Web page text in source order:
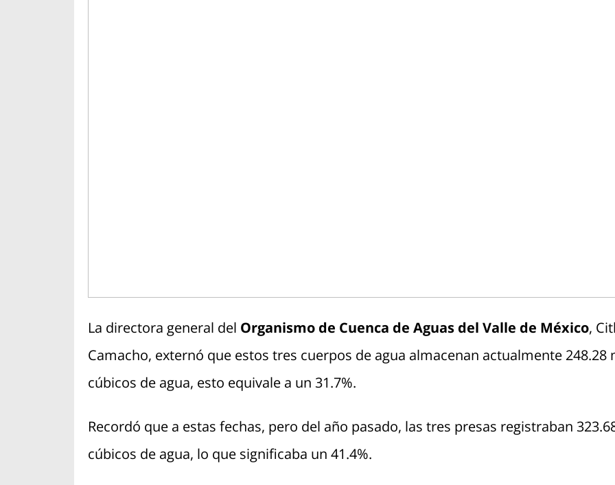
La directora general del Organismo de Cuenca de Aguas del Valle de México,
Camacho, externó que estos tres cuerpos de agua almacenan actualmente
cúbicos de agua, esto equivale a un 31.7%.
Recordó que a estas fechas, pero del año pasado, las tres presas registraban
cúbicos de agua, lo que significaba un 41.4%.